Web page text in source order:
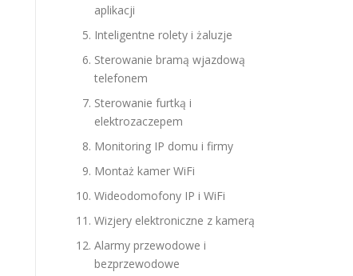
aplikacji
Inteligentne rolety i żaluzje
Sterowanie bramą wjazdową
telefonem
Sterowanie furtką i
elektrozaczepem
Monitoring IP domu i firmy
Montaż kamer WiFi
Wideodomofony IP i WiFi
Wizjery elektroniczne z kamerą
Alarmy przewodowe i
bezprzewodowe